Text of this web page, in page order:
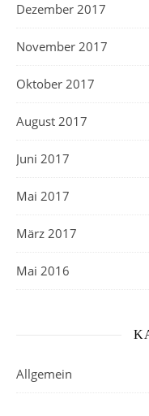
Dezember 2017
November 2017
Oktober 2017
August 2017
Juni 2017
Mai 2017
März 2017
Mai 2016
Allgemein